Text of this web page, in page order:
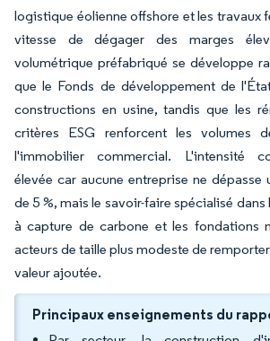
logistique éolienne offshore et les travaux
vitesse de dégager des marges
volumétrique préfabriqué se développe
que le Fonds de développement de
constructions en usine, tandis que les
critères ESG renforcent les volumes
l'immobilier commercial. L'intensité
élevée car aucune entreprise ne dépasse
de 5 %, mais le savoir-faire spécialisé
à capture de carbone et les fondations
acteurs de taille plus modeste de
valeur ajoutée.
Principaux enseignements du